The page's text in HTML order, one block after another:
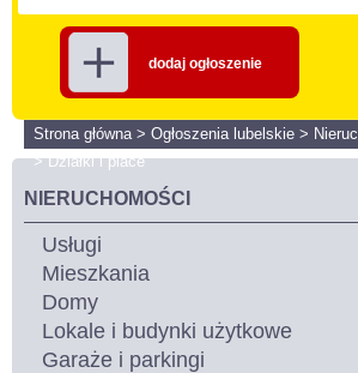
dodaj ogłoszenie
Strona główna> Ogłoszenia lubelskie >
>Działki i place
NIERUCHOMOŚCI
Usługi
Mieszkania
Domy
Lokale i budynki użytkowe
Garaże i parkingi